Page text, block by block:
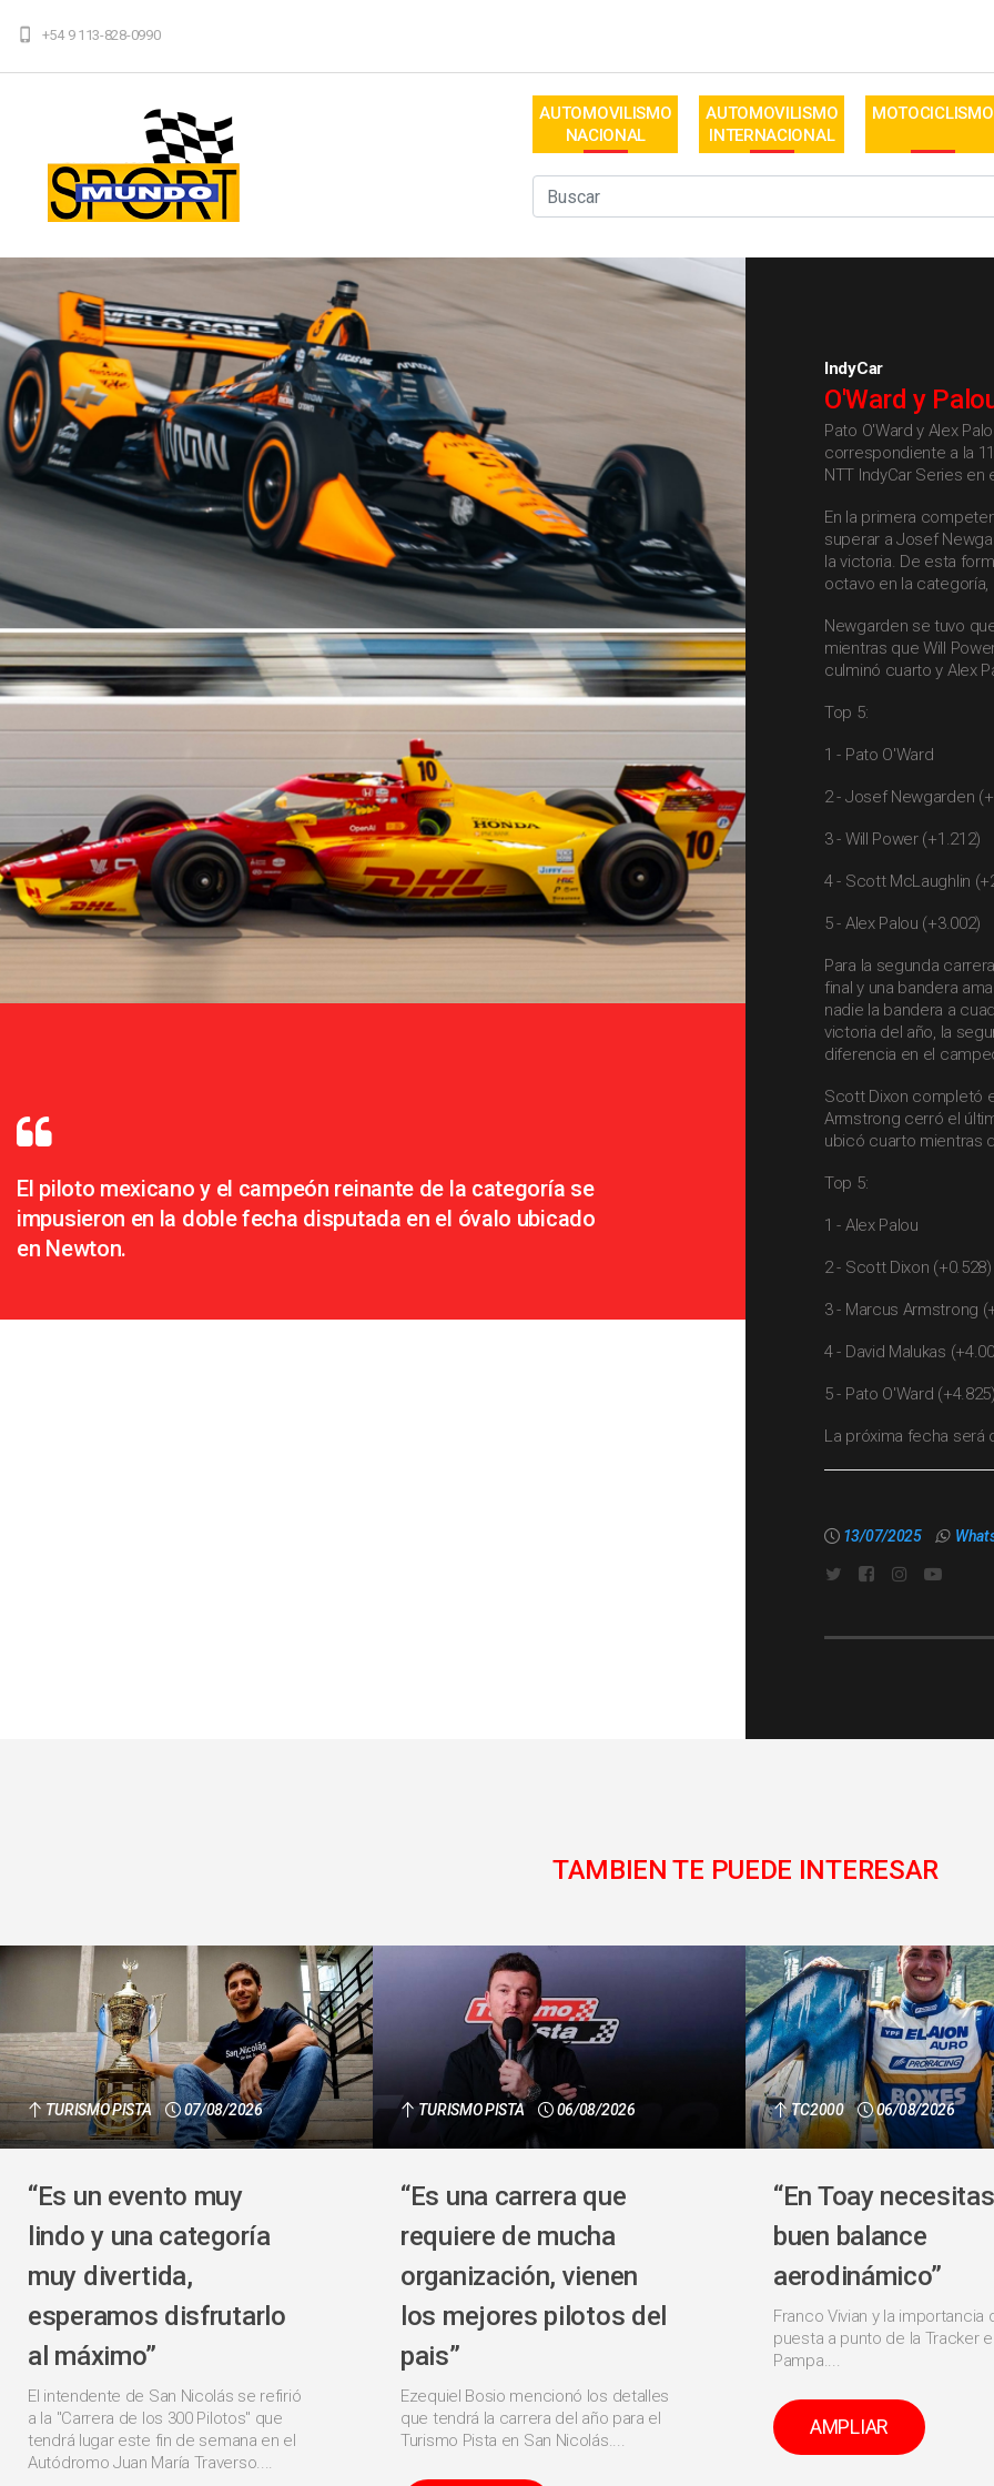
+54 9 113-828-0990
AUTOMOVILISMO
NACIONAL
AUTOMOVILISMO
INTERNACIONAL
MOTOCICLISMO
El piloto mexicano y el campeón reinante de la categoría se
impusieron en la doble fecha disputada en el óvalo ubicado
en Newton.
IndyCar
O'Ward y
Pato O'Ward y Alex
correspondiente a la
NTT IndyCar Series
En la primera
superar a Josef
la victoria. De esta
octavo en la categoría,
Newgarden se tuvo
mientras que Will
culminó cuarto y Alex
Top 5:
1 - Pato O'Ward
2 - Josef Newgarden
3 - Will Power (+1.212)
4 - Scott McLaughlin
5 - Alex Palou (+3.002)
Para la segunda
final y una bandera
nadie la bandera a
victoria del año, la
diferencia en el
Scott Dixon completó
Armstrong cerró el
ubicó cuarto mientras
Top 5:
1 - Alex Palou
2 - Scott Dixon (+0.528)
3 - Marcus Armstrong
4 - David Malukas
5 - Pato O'Ward
La próxima fecha será
13/07/2025
TAMBIEN TE PUEDE INTERESAR
TURISMO PISTA 07/08/2026
“Es un evento muy
lindo y una categoría
muy divertida,
esperamos disfrutarlo
al máximo”
El intendente de San Nicolás se refirió
a la "Carrera de los 300 Pilotos" que
tendrá lugar este fin de semana en el
Autódromo Juan María Traverso....
TURISMO PISTA 06/08/2026
“Es una carrera que
requiere de mucha
organización, vienen
los mejores pilotos del
pais”
Ezequiel Bosio mencionó los detalles
que tendrá la carrera del año para el
Turismo Pista en San Nicolás....
TC2000 06/08/2026
“En Toay
buen balance
aerodinámico”
Franco Vivian y la importancia
puesta a punto de la Tracker
Pampa....
AMPLIAR